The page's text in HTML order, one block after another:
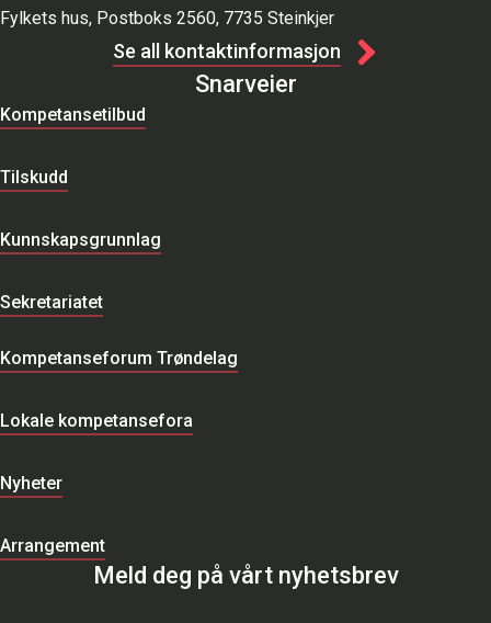
Fylkets hus, Postboks 2560, 7735 Steinkjer
Se all kontaktinformasjon
Snarveier
Kompetansetilbud
Tilskudd
Kunnskapsgrunnlag
Sekretariatet
Kompetanseforum Trøndelag
Lokale kompetansefora
Nyheter
Arrangement
Meld deg på vårt nyhetsbrev